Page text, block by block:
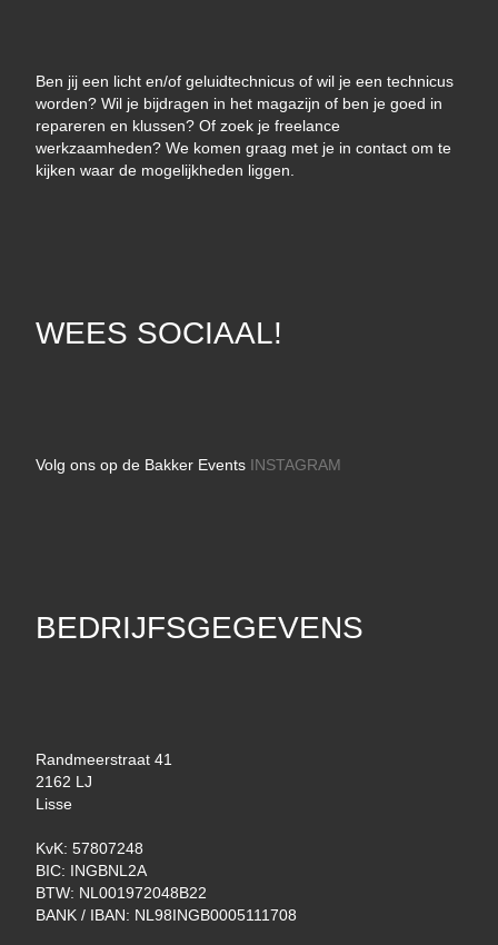
Ben jij een licht en/of geluidtechnicus of wil je een technicus
worden? Wil je bijdragen in het magazijn of ben je goed in
repareren en klussen? Of zoek je freelance
werkzaamheden? We komen graag met je in contact om te
kijken waar de mogelijkheden liggen.
WEES SOCIAAL!
Volg ons op de Bakker Events INSTAGRAM
BEDRIJFSGEGEVENS
Randmeerstraat 41
2162 LJ
Lisse
KvK: 57807248
BIC: INGBNL2A
BTW: NL001972048B22
BANK / IBAN: NL98INGB0005111708